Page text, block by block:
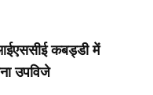
कबड्डी में
उपविजे